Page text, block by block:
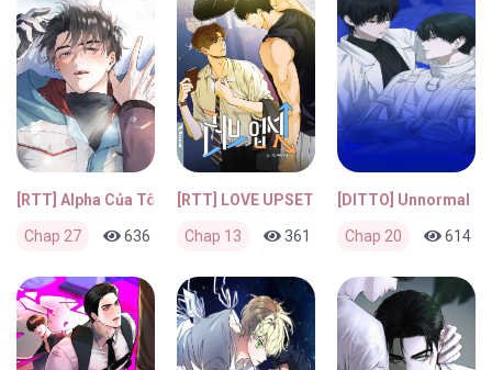
[RTT] Alpha Của Tôi
Chap 27 636 0 3 ngày trước
[RTT] LOVE UPSET
Chap 13 361 1 1 tuần trước
[DITTO] Unnormal
Chap 20 614